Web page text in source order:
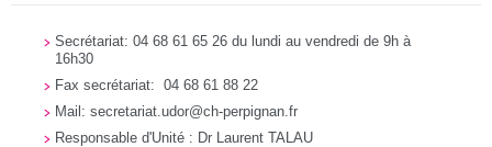
Secrétariat: 04 68 61 65 26 du lundi au vendredi de 9h à
16h30
Fax secrétariat: 04 68 61 88 22
Mail: secretariat.udor@ch-perpignan.fr
Responsable d'Unité : Dr Laurent TALAU